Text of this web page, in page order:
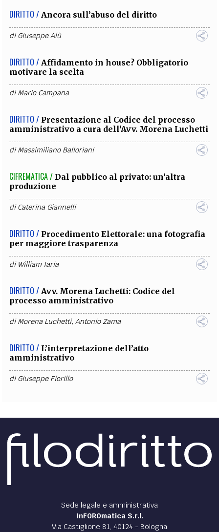
DIRITTO / Ancora sull’abuso del diritto
diGiuseppe Alù
DIRITTO / Affidamento in house? Obbligatorio
motivare la scelta
diMario Campana
DIRITTO / Presentazione al Codice del processo
amministrativo a cura dell'Avv. Morena Luchetti
diMassimiliano Balloriani
CIFREMATICA / Dal pubblico al privato: un’altra
produzione
diCaterina Giannelli
DIRITTO / Procedimento Elettorale: una fotografia
per maggiore trasparenza
di William Iaria
DIRITTO / Avv. Morena Luchetti: Codice del
processo amministrativo
diMorena Luchetti,Antonio Zama
DIRITTO / L’interpretazione dell’atto
amministrativo
diGiuseppe Fiorillo
Sede legale e amministrativa
InFOROmatica S.r.l.
Via Castiglione 81, 40124 - Bologna